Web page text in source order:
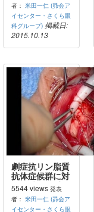
理
者： 米田一仁 (昴会ア
イセンター・さくら眼
科グループ) 掲載日:
2015.10.13
劇症抗リン脂質
抗体症候群に対
する硝子体手術
（難症例）
5544 views 発表
者： 米田一仁 (昴会ア
イセンター・さくら眼